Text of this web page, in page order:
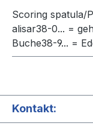
Scoring spatula/
alisar38-0... =
Buche38-9... =
Kontakt: